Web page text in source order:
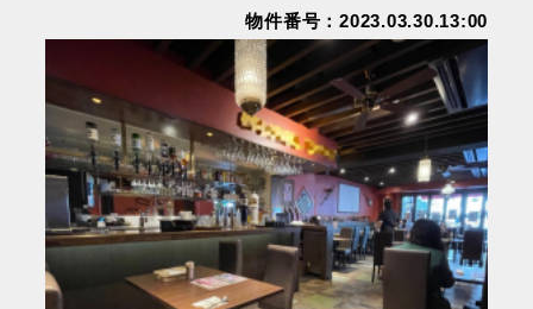
物件番号：2023.03.30.13:00